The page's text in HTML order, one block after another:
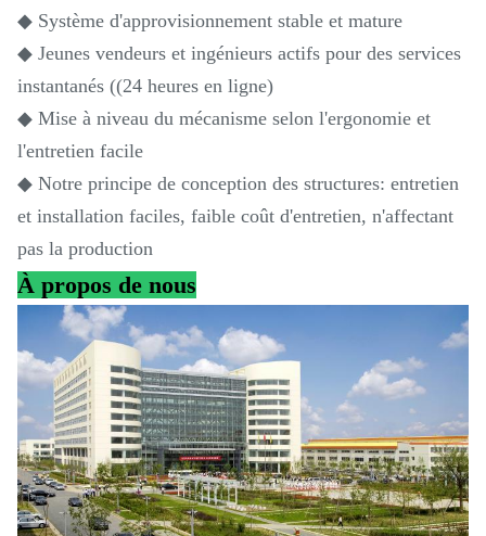
◆ Système d'approvisionnement stable et mature
◆ Jeunes vendeurs et ingénieurs actifs pour des services
instantanés ((24 heures en ligne)
◆ Mise à niveau du mécanisme selon l'ergonomie et
l'entretien facile
◆ Notre principe de conception des structures: entretien
et installation faciles, faible coût d'entretien, n'affectant
pas la production
À propos de nous